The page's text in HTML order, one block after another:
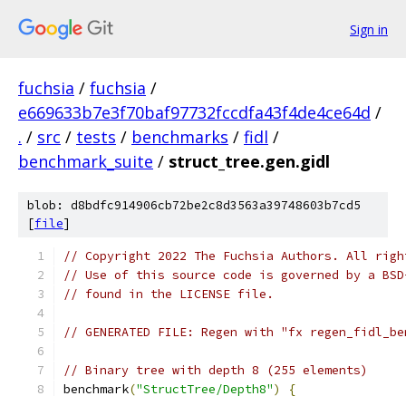
Sign in
fuchsia / fuchsia /
e669633b7e3f70baf97732fccdfa43f4de4ce64d /
. / src / tests / benchmarks / fidl /
benchmark_suite / struct_tree.gen.gidl
blob: d8bdfc914906cb72be2c8d3563a39748603b7cd5
[file]
// Copyright 2022 The Fuchsia Authors. All
// Use of this source code is governed by a
// found in the LICENSE file.
// GENERATED FILE: Regen with "fx
// Binary tree with depth 8 (255 elements)
benchmark("StructTree/Depth8")
{